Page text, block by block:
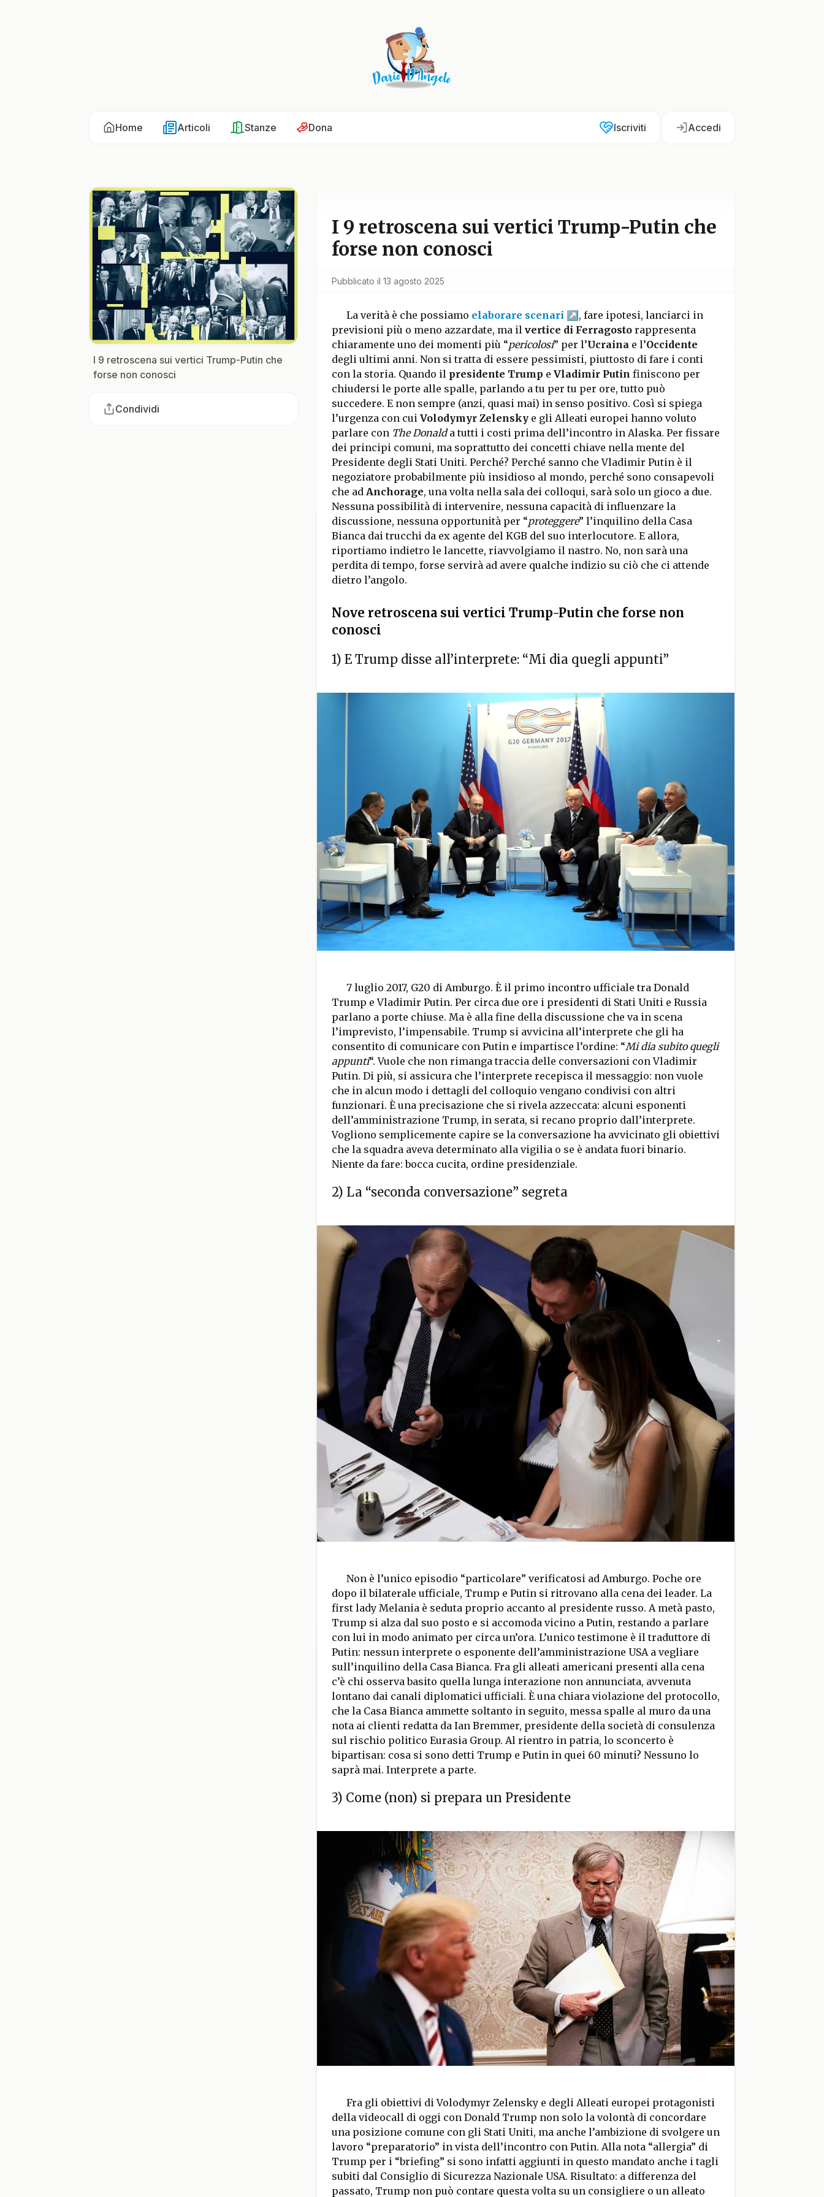
Home Articoli Stanze Dona Iscriviti Accedi
I 9 retroscena sui vertici Trump-Putin che
forse non conosci
Condividi
I 9 retroscena sui vertici Trump-Putin che
forse non conosci
Pubblicato il 13 agosto 2025
La verità è che possiamo elaborare scenari
, fare ipotesi, lanciarci in
previsioni più o meno azzardate, ma il vertice di Ferragosto rappresenta
chiaramente uno dei momenti più “pericolosi” per l’Ucrainae l’Occidente
degli ultimi anni. Non si tratta di essere pessimisti, piuttosto di fare i conti
con la storia. Quando il presidente Trump e Vladimir Putin finiscono per
chiudersi le porte alle spalle, parlando a tu per tu per ore, tutto può
succedere. E non sempre (anzi, quasi mai) in senso positivo. Così si spiega
l’urgenza con cui Volodymyr Zelenskye gli Alleati europei hanno voluto
parlare con The Donalda tutti i costi prima dell’incontro in Alaska. Per fissare
dei principi comuni, ma soprattutto dei concetti chiave nella mente del
Presidente degli Stati Uniti. Perché? Perché sanno che Vladimir Putin è il
negoziatore probabilmente più insidioso al mondo, perché sono consapevoli
che ad Anchorage, una volta nella sala dei colloqui, sarà solo un gioco a due.
Nessuna possibilità di intervenire, nessuna capacità di influenzare la
discussione, nessuna opportunità per “proteggere” l’inquilino della Casa
Bianca dai trucchi da ex agente del KGB del suo interlocutore. E allora,
riportiamo indietro le lancette, riavvolgiamo il nastro. No, non sarà una
perdita di tempo, forse servirà ad avere qualche indizio su ciò che ci attende
dietro l’angolo.
Nove retroscena sui vertici Trump-Putin che forse non
conosci
1) E Trump disse all’interprete: “Mi dia quegli appunti”
7 luglio 2017, G20 di Amburgo. È il primo incontro ufficiale tra Donald
Trump e Vladimir Putin. Per circa due ore i presidenti di Stati Uniti e Russia
parlano a porte chiuse. Ma è alla fine della discussione che va in scena
l’imprevisto, l’impensabile. Trump si avvicina all’interprete che gli ha
consentito di comunicare con Putin e impartisce l’ordine: “Mi dia subito quegli
appunti“. Vuole che non rimanga traccia delle conversazioni con Vladimir
Putin. Di più, si assicura che l’interprete recepisca il messaggio: non vuole
che in alcun modo i dettagli del colloquio vengano condivisi con altri
funzionari. È una precisazione che si rivela azzeccata: alcuni esponenti
dell’amministrazione Trump, in serata, si recano proprio dall’interprete.
Vogliono semplicemente capire se la conversazione ha avvicinato gli obiettivi
che la squadra aveva determinato alla vigilia o se è andata fuori binario.
Niente da fare: bocca cucita, ordine presidenziale.
2) La “seconda conversazione” segreta
Non è l’unico episodio “particolare” verificatosi ad Amburgo. Poche ore
dopo il bilaterale ufficiale, Trump e Putin si ritrovano alla cena dei leader. La
first lady Melania è seduta proprio accanto al presidente russo. A metà pasto,
Trump si alza dal suo posto e si accomoda vicino a Putin, restando a parlare
con lui in modo animato per circa un’ora. L’unico testimone è il traduttore di
Putin: nessun interprete o esponente dell’amministrazione USA a vegliare
sull’inquilino della Casa Bianca. Fra gli alleati americani presenti alla cena
c’è chi osserva basito quella lunga interazione non annunciata, avvenuta
lontano dai canali diplomatici ufficiali. È una chiara violazione del protocollo,
che la Casa Bianca ammette soltanto in seguito, messa spalle al muro da una
nota ai clienti redatta da Ian Bremmer, presidente della società di consulenza
sul rischio politico Eurasia Group. Al rientro in patria, lo sconcerto è
bipartisan: cosa si sono detti Trump e Putin in quei 60 minuti? Nessuno lo
saprà mai. Interprete a parte.
3) Come (non) si prepara un Presidente
Fra gli obiettivi di Volodymyr Zelensky e degli Alleati europei protagonisti
della videocall di oggi con Donald Trump non solo la volontà di concordare
una posizione comune con gli Stati Uniti, ma anche l’ambizione di svolgere un
lavoro “preparatorio” in vista dell’incontro con Putin. Alla nota “allergia” di
Trump per i “briefing” si sono infatti aggiunti in questo mandato anche i tagli
subiti dal Consiglio di Sicurezza Nazionale USA. Risultato: a differenza del
passato, Trump non può contare questa volta su un consigliere o un alleato